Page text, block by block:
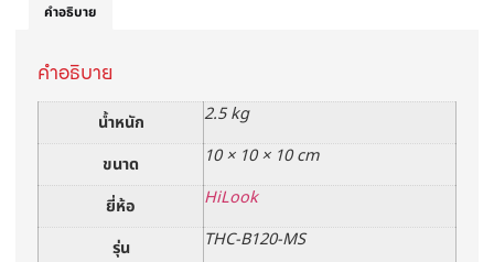
คำอธิบาย
คำอธิบาย
น้ำหนัก 2.5 kg
ขนาด 10 × 10 × 10 cm
ยี่ห้อ HiLook
รุ่น THC-B120-MS